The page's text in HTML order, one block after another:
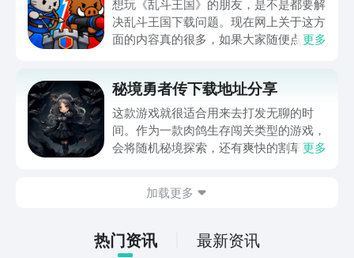
想玩《乱斗王国》的朋友，是不是都要解
决乱斗王国下载问题。现在网上关于这方
面的内容真的很多，如果大家随便点击陌
app进行下载会更加方便，九游是手游福
利最多的游戏平台，在这里不仅能够看到
游戏资源，还能及时查看后续的消息、活
动内容等相关信息。
更多
秘境勇者传下载地址分享
这款游戏就很适合用来去打发无聊的时
间。作为一款肉鸽生存闯关类型的游戏，
会将随机秘境探索，还有爽快的割草闯关
接就可以下载。游戏的上手门槛还是比较
打发无聊的时间，可玩性真的比较高。
更多
加载更多
热门资讯 最新资讯